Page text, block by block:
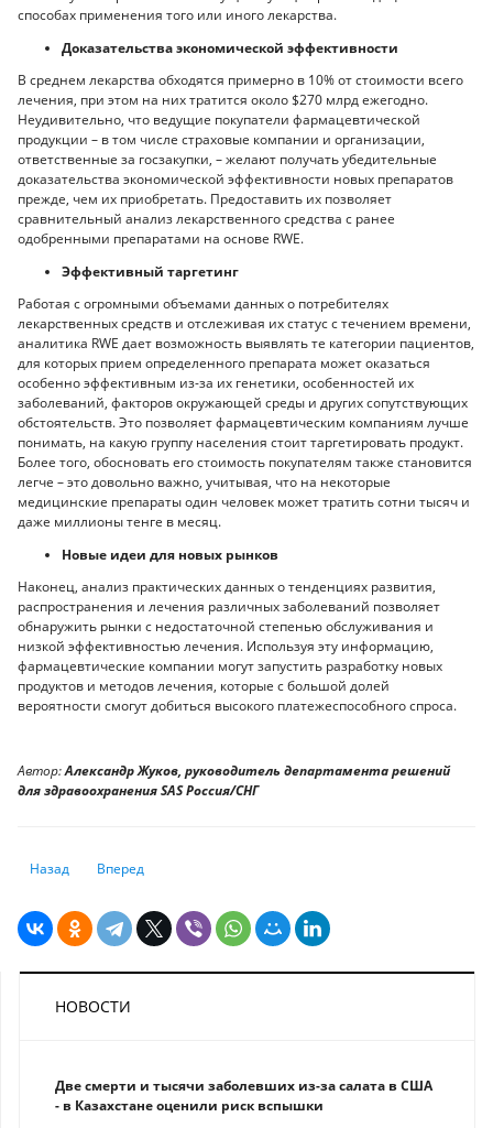
способах применения того или иного лекарства.
Доказательства экономической эффективности
В среднем лекарства обходятся примерно в 10% от стоимости всего
лечения, при этом на них тратится около $270 млрд ежегодно.
Неудивительно, что ведущие покупатели фармацевтической
продукции – в том числе страховые компании и организации,
ответственные за госзакупки, – желают получать убедительные
доказательства экономической эффективности новых препаратов
прежде, чем их приобретать. Предоставить их позволяет
сравнительный анализ лекарственного средства с ранее
одобренными препаратами на основе RWE.
Эффективный таргетинг
Работая с огромными объемами данных о потребителях
лекарственных средств и отслеживая их статус с течением времени,
аналитика RWE дает возможность выявлять те категории пациентов,
для которых прием определенного препарата может оказаться
особенно эффективным из-за их генетики, особенностей их
заболеваний, факторов окружающей среды и других сопутствующих
обстоятельств. Это позволяет фармацевтическим компаниям лучше
понимать, на какую группу населения стоит таргетировать продукт.
Более того, обосновать его стоимость покупателям также становится
легче – это довольно важно, учитывая, что на некоторые
медицинские препараты один человек может тратить сотни тысяч и
даже миллионы тенге в месяц.
Новые идеи для новых рынков
Наконец, анализ практических данных о тенденциях развития,
распространения и лечения различных заболеваний позволяет
обнаружить рынки с недостаточной степенью обслуживания и
низкой эффективностью лечения. Используя эту информацию,
фармацевтические компании могут запустить разработку новых
продуктов и методов лечения, которые с большой долей
вероятности смогут добиться высокого платежеспособного спроса.
Автор:Александр Жуков, руководитель департамента решений
для здравоохранения SAS Россия/СНГ
Предыдущий: Что не так с автономным грузовиком от Студии
Назад Следующий: Главными поставщиками микроэлектроники в
Вперед
НОВОСТИ
Две смерти и тысячи заболевших из-за салата в США
- в Казахстане оценили риск вспышки